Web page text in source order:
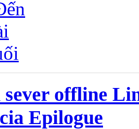
sever offline
Epilogue